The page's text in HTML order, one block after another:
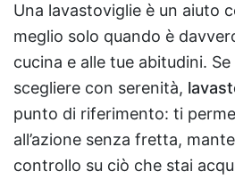
Una lavastoviglie è un aiuto
meglio solo quando è
cucina e alle tue abitudini.
scegliere con serenità,
punto di riferimento: ti
all’azione senza fretta,
controllo su ciò che stai